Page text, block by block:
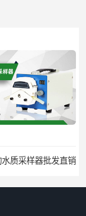
质采样器批发直销